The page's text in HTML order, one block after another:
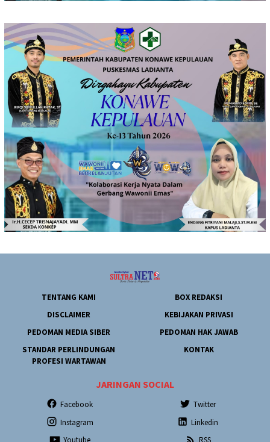
TENTANG KAMI
BOX REDAKSI
DISCLAIMER
KEBIJAKAN PRIVASI
PEDOMAN MEDIA SIBER
PEDOMAN HAK JAWAB
STANDAR PERLINDUNGAN
PROFESI WARTAWAN
KONTAK
JARINGAN SOCIAL
Facebook
Twitter
Instagram
Linkedin